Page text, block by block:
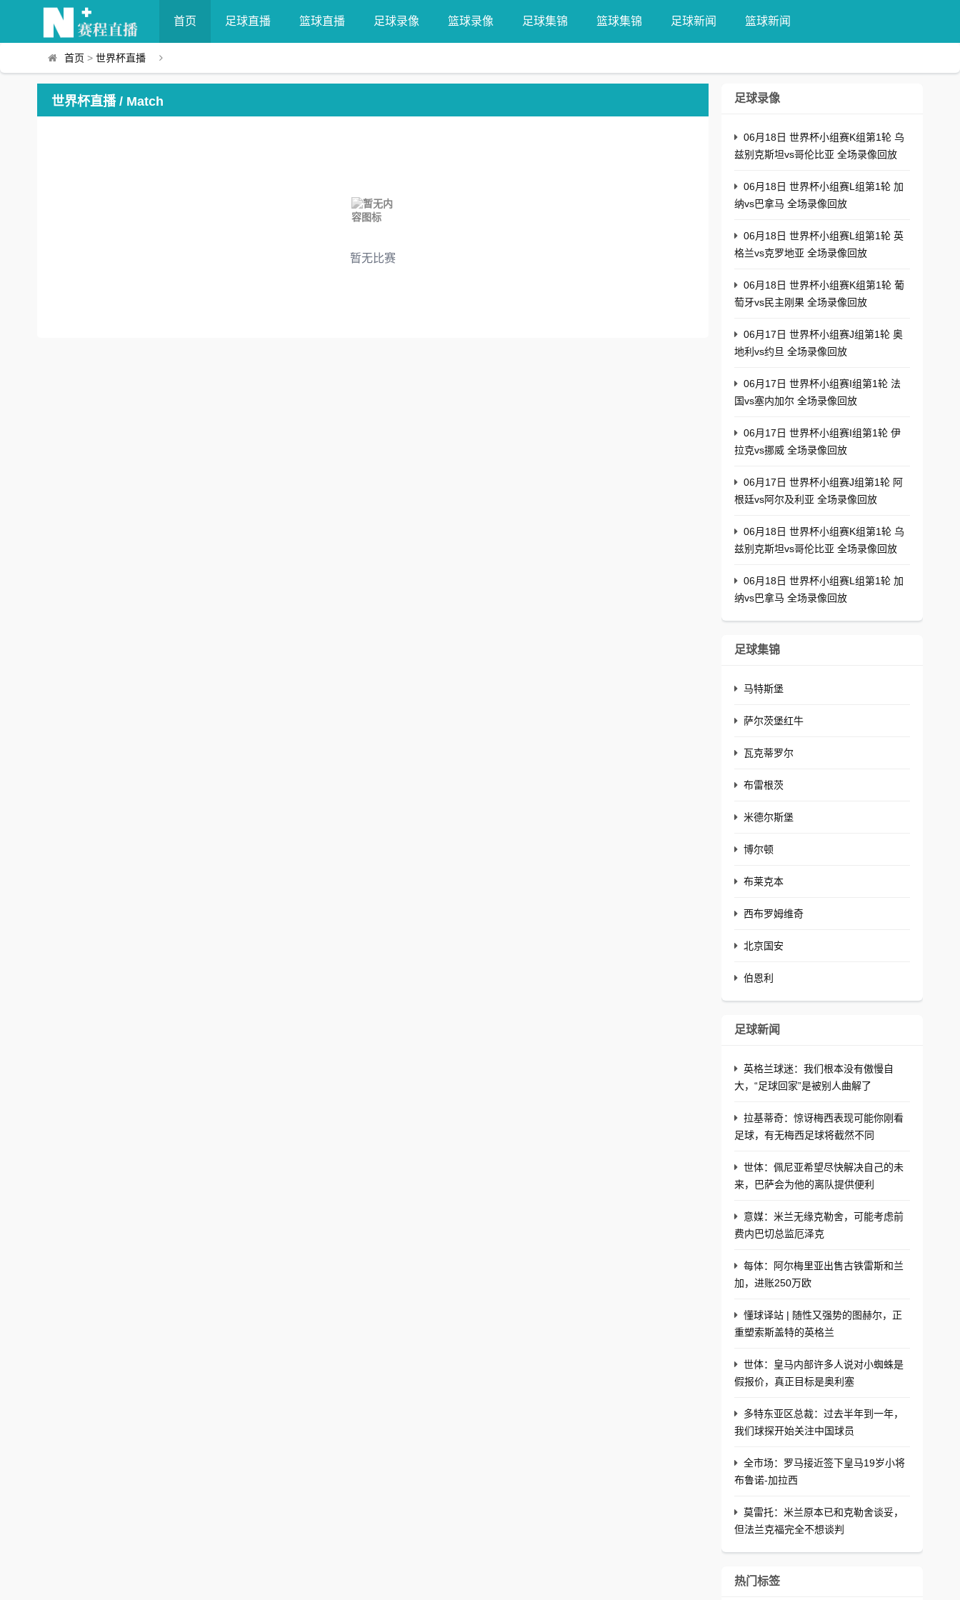
首页 足球直播 篮球直播 足球录像 篮球录像 足球集锦 篮球集锦 足球新闻 篮球新闻
首页 > 世界杯直播
世界杯直播 / Match
暂无比赛
足球录像
06月18日 世界杯小组赛K组第1轮 乌
兹别克斯坦vs哥伦比亚 全场录像回放
06月18日 世界杯小组赛L组第1轮 加
纳vs巴拿马 全场录像回放
06月18日 世界杯小组赛L组第1轮 英
格兰vs克罗地亚 全场录像回放
06月18日 世界杯小组赛K组第1轮 葡
萄牙vs民主刚果 全场录像回放
06月17日 世界杯小组赛J组第1轮 奥
地利vs约旦 全场录像回放
06月17日 世界杯小组赛I组第1轮 法
国vs塞内加尔 全场录像回放
06月17日 世界杯小组赛I组第1轮 伊
拉克vs挪威 全场录像回放
06月17日 世界杯小组赛J组第1轮 阿
根廷vs阿尔及利亚 全场录像回放
06月18日 世界杯小组赛K组第1轮 乌
兹别克斯坦vs哥伦比亚 全场录像回放
06月18日 世界杯小组赛L组第1轮 加
纳vs巴拿马 全场录像回放
足球集锦
马特斯堡
萨尔茨堡红牛
瓦克蒂罗尔
布雷根茨
米德尔斯堡
博尔顿
布莱克本
西布罗姆维奇
北京国安
伯恩利
足球新闻
英格兰球迷：我们根本没有傲慢自
大，“足球回家”是被别人曲解了
拉基蒂奇：惊讶梅西表现可能你刚看
足球，有无梅西足球将截然不同
世体：佩尼亚希望尽快解决自己的未
来，巴萨会为他的离队提供便利
意媒：米兰无缘克勒舍，可能考虑前
费内巴切总监厄泽克
每体：阿尔梅里亚出售古铁雷斯和兰
加，进账250万欧
懂球译站 | 随性又强势的图赫尔，正
重塑索斯盖特的英格兰
世体：皇马内部许多人说对小蜘蛛是
假报价，真正目标是奥利塞
多特东亚区总裁：过去半年到一年，
我们球探开始关注中国球员
全市场：罗马接近签下皇马19岁小将
布鲁诺-加拉西
莫雷托：米兰原本已和克勒舍谈妥，
但法兰克福完全不想谈判
热门标签